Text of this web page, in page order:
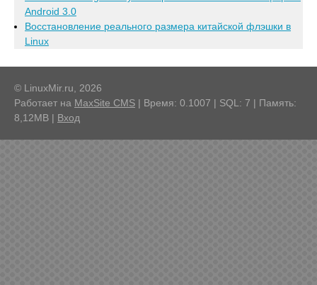
Android 3.0
Восстановление реального размера китайской флэшки в
Linux
© LinuxMir.ru, 2026
Работает на MaxSite CMS | Время: 0.1007 | SQL: 7 | Память:
8,12MB | Вход